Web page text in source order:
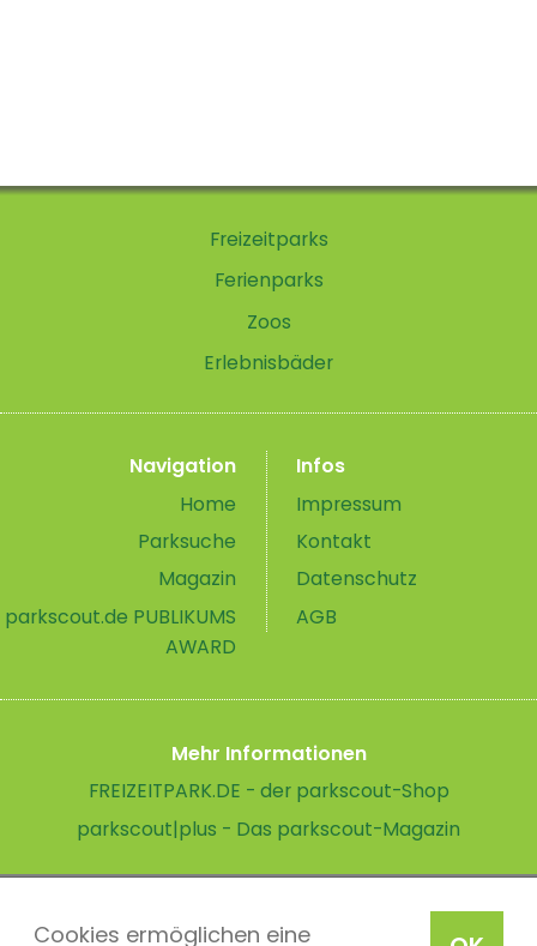
Cookies ermöglichen eine
Freizeitparks
Ferienparks
Zoos
Erlebnisbäder
Navigation
Home
Parksuche
Magazin
parkscout.de PUBLIKUMS
AWARD
Infos
Impressum
Kontakt
Datenschutz
AGB
Mehr Informationen
FREIZEITPARK.DE - der parkscout-Shop
parkscout|plus - Das parkscout-Magazin